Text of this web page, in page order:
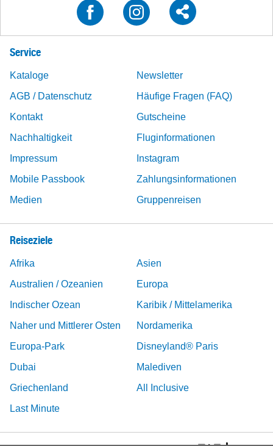
Service
Kataloge
Newsletter
AGB / Datenschutz
Häufige Fragen (FAQ)
Kontakt
Gutscheine
Nachhaltigkeit
Fluginformationen
Impressum
Instagram
Mobile Passbook
Zahlungsinformationen
Medien
Gruppenreisen
Reiseziele
Afrika
Asien
Australien / Ozeanien
Europa
Indischer Ozean
Karibik / Mittelamerika
Naher und Mittlerer Osten
Nordamerika
Europa-Park
Disneyland® Paris
Dubai
Malediven
Griechenland
All Inclusive
Last Minute